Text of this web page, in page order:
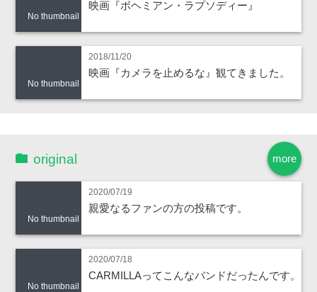
No thumbnail
映画『ボヘミアン・ラプソディー』
No thumbnail
2018/11/20
映画『カメラを止めるな』観てきました。
more
original
No thumbnail
2020/07/19
親愛なるファンの方の投稿です。
No thumbnail
2020/07/18
CARMILLAってこんなバンドだったんです。